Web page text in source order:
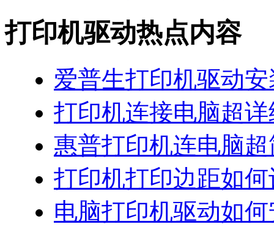
打印机驱动热点内容
爱普生打印机驱动
打印机连接电脑超
惠普打印机连电脑
打印机打印边距如
电脑打印机驱动如